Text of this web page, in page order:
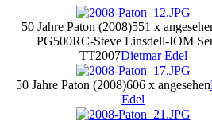
50 Jahre Paton (2008)551 x
PG500RC-Steve Linsdell-IOM
TT2007Dietmar Edel
50 Jahre Paton (2008)606 x angesehen
Edel